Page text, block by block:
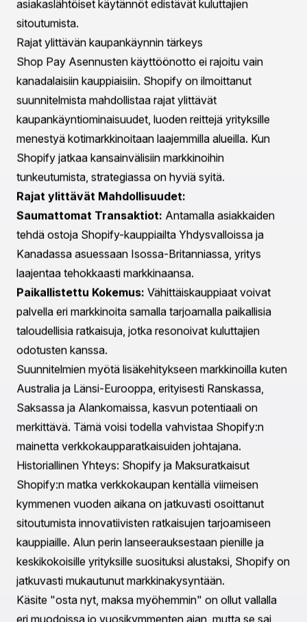
erilaisia budjetteja, mahtuen ostoksiin, jotka ovat niin
dollaria.
Saumaton Integraatio:
Kauppiaat voivat aktivoida
Shop Pay Asennukset suoraan Shopify-
hallintapaneelissaan vaatimatta laajaa teknistä
tietämystä tai lisäintegraatioita.
Kaz Nejatian, Shopify:n COO, ilmaisi innostuksensa
lanseerauksesta todeten: "Kumppanuutemme Affirmin
kanssa laajentaa globaalia ulottuvuuttamme, tarjoten
ostajille joustavuutta maksamisen ajoituksessa ja
maailmaa." Tämä tunne resonoi laajemmassa
maksuratkaisuteollisuudessa, jossa joustavuus ja
asiakaslähtöiset käytännöt edistävät kuluttajien
Rajat ylittävän kaupankäynnin tärkeys
Shop Pay Asennusten käyttöönotto ei rajoitu vain
suunnitelmista mahdollistaa rajat ylittävät
kaupankäyntiominaisuudet, luoden reittejä yrityksille
menestyä kotimarkkinoitaan laajemmilla alueilla. Kun
tunkeutumista, strategiassa on hyviä syitä.
Rajat ylittävät Mahdollisuudet:
Saumattomat Transaktiot:
tehdä ostoja Shopify-kauppiailta Yhdysvalloissa ja
Kanadassa asuessaan Isossa-Britanniassa, yritys
laajentaa tehokkaasti markkinaansa.
Paikallistettu Kokemus:
Vähittäiskauppiaat voivat
palvella eri markkinoita samalla tarjoamalla paikallisia
taloudellisia ratkaisuja, jotka resonoivat kuluttajien